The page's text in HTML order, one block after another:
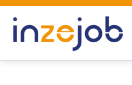
Aller
contenu